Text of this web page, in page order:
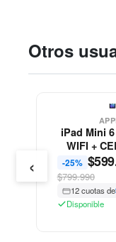
Otros
iPad Mini
WIFI +
-25% $
$799.990
12 cuotas de
Disponible
‹